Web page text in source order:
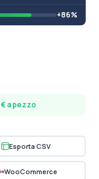
+86%
a pezzo
Esporta CSV
WooCommerce